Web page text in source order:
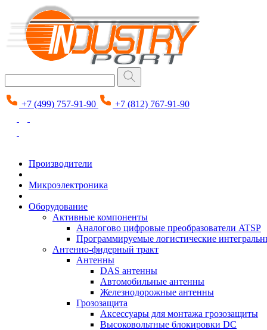
+7 (499) 757-91-90 +7 (812) 767-91-90
Производители
Микроэлектроника
Оборудование
Активные компоненты
Аналогово цифровые преобразователи ATSP
Программируемые логистические
Антенно-фидерный тракт
Антенны
DAS антенны
Автомобильные антенны
Железнодорожные антенны
Грозозащита
Аксессуары для монтажа грозозащиты
Высоковольтные блокировки DC